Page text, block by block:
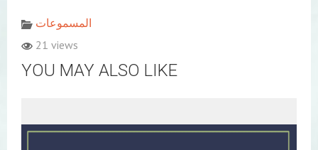
المسموعات
21 views
YOU MAY ALSO LIKE